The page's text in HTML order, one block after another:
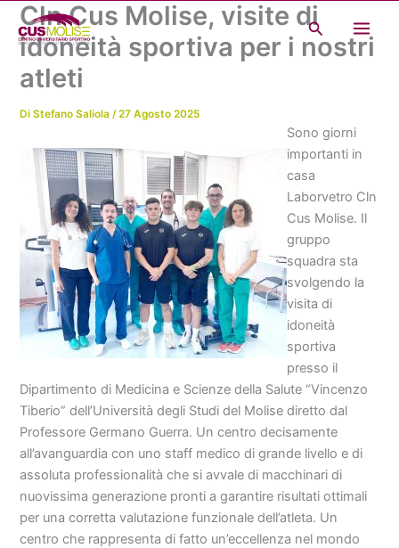
contenuto
Cerca
Cln Cus Molise, visite di
idoneità sportiva per i nostri
atleti
DiStefano Saliola/27 Agosto 2025
Sono giorni
importanti in
casa
Laborvetro Cln
Cus Molise. Il
gruppo
squadra sta
svolgendo la
visita di
idoneità
sportiva
presso il
Dipartimento di Medicina e Scienze della Salute “Vincenzo
Tiberio” dell’Università degli Studi del Molise diretto dal
Professore Germano Guerra. Un centro decisamente
all’avanguardia con uno staff medico di grande livello e di
assoluta professionalità che si avvale di macchinari di
nuovissima generazione pronti a garantire risultati ottimali
per una corretta valutazione funzionale dell’atleta. Un
centro che rappresenta di fatto un’eccellenza nel mondo